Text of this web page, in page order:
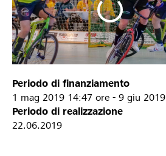
Periodo di finanziamento
1 mag 2019 14:47 ore - 9 giu 2019
Periodo di realizzazione
22.06.2019